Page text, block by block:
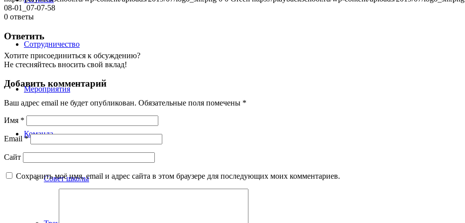
Сотрудничество
Мероприятия
Команда
Совет школы
08-01_07-07-58
0 ответы
Ответить
Хотите присоединиться к обсуждению?
Не стесняйтесь вносить свой вклад!
Добавить комментарий
Ваш адрес email не будет опубликован. Обязательные поля помечены *
Имя *
Email*
Сайт
Сохранить моё имя, email и адрес сайта в этом браузере для последующих моих комментариев.